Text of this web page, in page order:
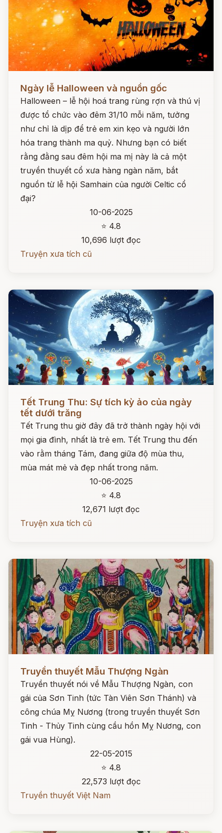
Ngày lễ Halloween và nguồn gốc
Halloween – lễ hội hoá trang rùng rợn và thú vị
được tổ chức vào đêm 31/10 mỗi năm, tưởng
như chỉ là dịp để trẻ em xin kẹo và người lớn
hóa trang thành ma quỷ. Nhưng bạn có biết
rằng đằng sau đêm hội ma mị này là cả một
truyền thuyết cổ xưa hàng ngàn năm, bắt
nguồn từ lễ hội Samhain của người Celtic cổ
đại?
10-06-2025
⭐ 4.8
10,696 lượt đọc
Truyện xưa tích cũ
Đọc ngay
Tết Trung Thu: Sự tích kỳ ảo của ngày
tết dưới trăng
Tết Trung thu giờ đây đã trở thành ngày hội với
mọi gia đình, nhất là trẻ em. Tết Trung thu đến
vào rằm tháng Tám, đang giữa độ mùa thu,
mùa mát mẻ và đẹp nhất trong năm.
10-06-2025
⭐ 4.8
12,671 lượt đọc
Truyện xưa tích cũ
Đọc ngay
Truyền thuyết Mẫu Thượng Ngàn
Truyền thuyết nói về Mẫu Thượng Ngàn, con
gái của Sơn Tinh (tức Tàn Viên Sơn Thánh) và
công chúa Mỵ Nương (trong truyền thuyết Sơn
Tinh - Thủy Tinh cùng cầu hồn Mỵ Nương, con
gái vua Hùng).
22-05-2015
⭐ 4.8
22,573 lượt đọc
Truyền thuyết Việt Nam